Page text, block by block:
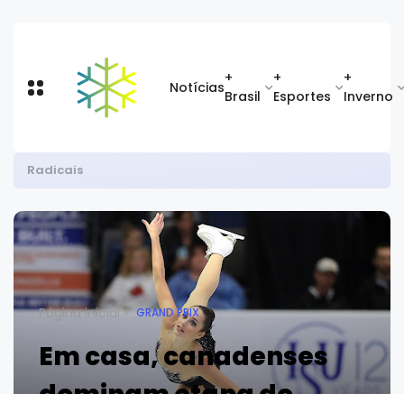
Notícias
+
Brasil
+
Esportes
+
Inverno
Página inicial GRAND PRIX
Em casa, canadenses